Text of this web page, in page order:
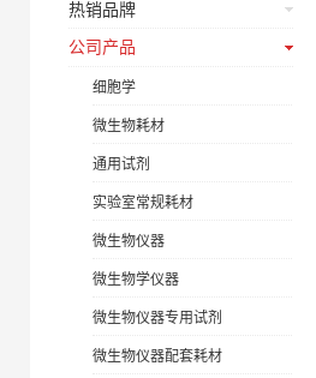
热销品牌
公司产品
细胞学
微生物耗材
通用试剂
实验室常规耗材
微生物仪器
微生物学仪器
微生物仪器专用试剂
微生物仪器配套耗材